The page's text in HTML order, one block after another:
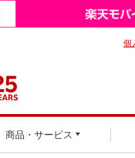
商品・サービス
個